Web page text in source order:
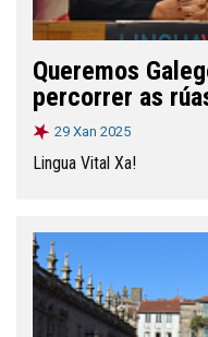
Queremos
percorrer as
29 Xan 2025
Lingua Vital Xa!